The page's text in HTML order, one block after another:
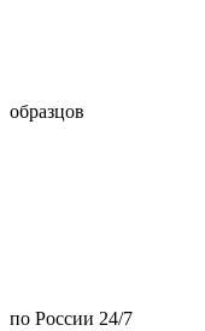
образцов
по России 24/7